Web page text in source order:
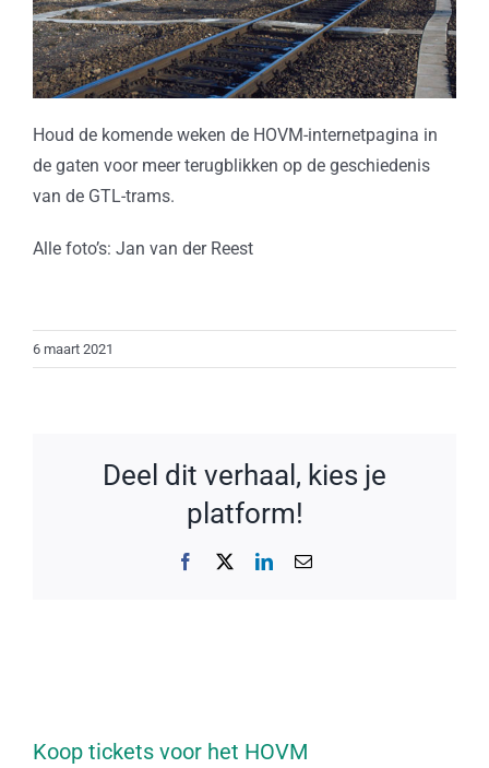
Houd de komende weken de HOVM-internetpagina in
de gaten voor meer terugblikken op de geschiedenis
van de GTL-trams.
Alle foto’s: Jan van der Reest
6 maart 2021
Deel dit verhaal, kies je
platform!
Facebook LinkedIn
E-
Koop tickets voor het HOVM